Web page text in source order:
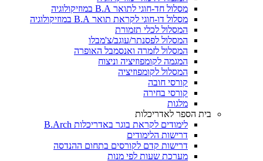
מסלול חד-חוגי לתואר B.A במוזיקולוגיה
מסלול דו-חוגי לקראת תואר B.A במוזיקולוגיה
המסלול לכלי תזמורת
המסלול לפסנתר/עוגב/צ'מבלו
המסלול לזמרה ואנסמבל האופרה
המגמה לקומפוזיציה וניצוח
המסלול לקומפוזיציה
קורסי חובה
קורסי בחירה
מלגות
בית הספר לאדריכלות
לימודים לקראת בוגר באדריכלות B.Arch
דרישות הלימודים
דרישות קדם לקורסים בתחום ההנדסה
מערכת שעות לפי מנות